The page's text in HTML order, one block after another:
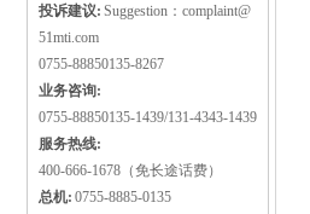
投诉建议: Suggestion：complaint@
51mti.com
0755-88850135-8267
业务咨询:
0755-88850135-1439/131-4343-1439
服务热线:
400-666-1678（免长途话费）
总机: 0755-8885-0135